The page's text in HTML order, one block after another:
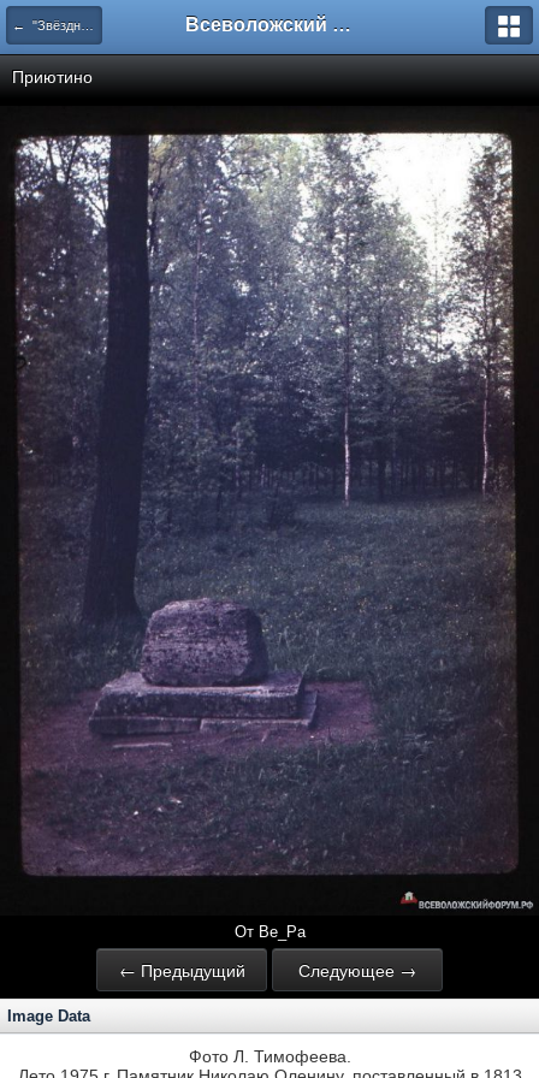
← "Звёздное" Приютино Всеволожский форум
Приютино
От Ве_Ра
← Предыдущий Следующее →
Image Data
Фото Л. Тимофеева.